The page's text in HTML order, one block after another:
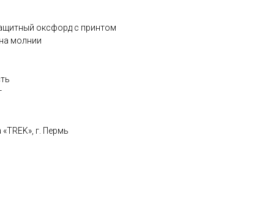
оксфорд с принтом
молнии
г. Пермь